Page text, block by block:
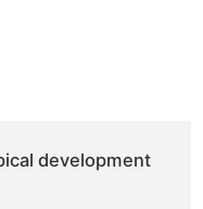
development